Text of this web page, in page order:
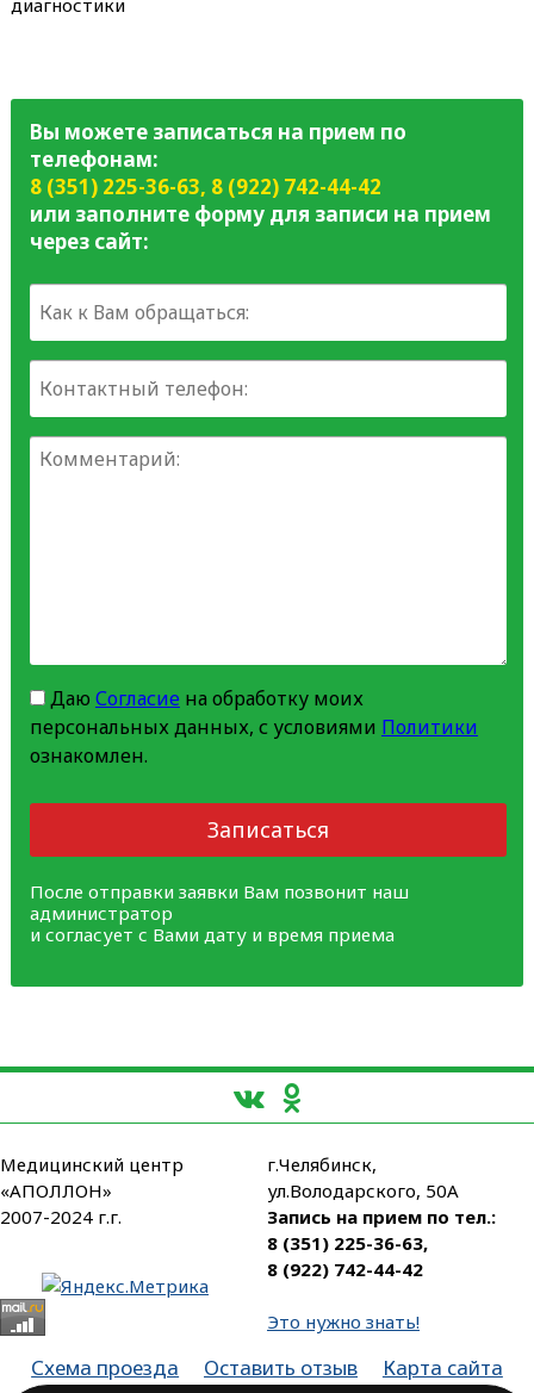
диагностики
Вы можете записаться на прием по
телефонам:
8 (351) 225-36-63, 8 (922) 742-44-42
или заполните форму для записи на прием
через сайт:
Даю Согласиена обработку моих
персональных данных, с условиями Политики
ознакомлен.
Записаться
После отправки заявки Вам позвонит наш
администратор
и согласует с Вами дату и время приема
Медицинский центр
«АПОЛЛОН»
2007-2024 г.г.
г.Челябинск,
ул.Володарского, 50А
Запись на прием по тел.:
8 (351) 225-36-63,
8 (922) 742-44-42
Это нужно знать!
Схема проезда Оставить отзыв
Карта сайта